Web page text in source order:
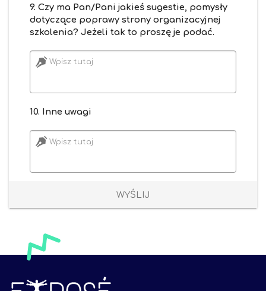
9. Czy ma Pan/Pani jakieś sugestie, pomysły
dotyczące poprawy strony organizacyjnej
szkolenia? Jeżeli tak to proszę je podać.
Wpisz tutaj
10. Inne uwagi
Wpisz tutaj
WYŚLIJ